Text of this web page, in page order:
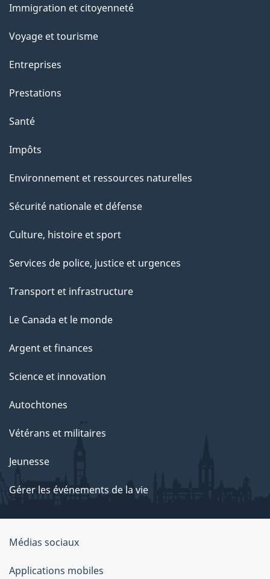
sujets
Immigration et citoyenneté
Voyage et tourisme
Entreprises
Prestations
Santé
Impôts
Environnement et ressources naturelles
Sécurité nationale et défense
Culture, histoire et sport
Services de police, justice et urgences
Transport et infrastructure
Le Canada et le monde
Argent et finances
Science et innovation
Autochtones
Vétérans et militaires
Jeunesse
Gérer les événements de la vie
Organisation
du
Médias sociaux
Applications mobiles